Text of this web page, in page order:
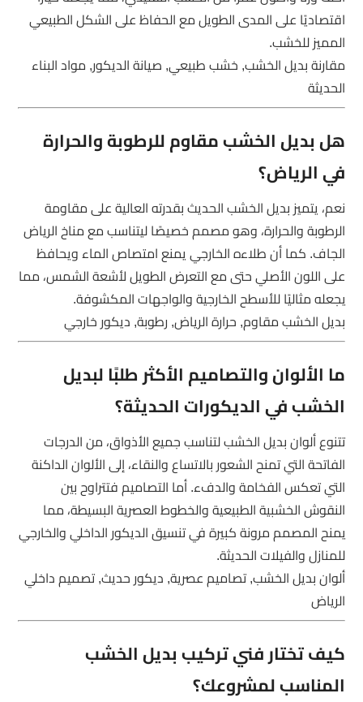
اقتصاديًا على المدى الطويل مع الحفاظ على الشكل الطبيعي
المميز للخشب.
مقارنة بديل الخشب, خشب طبيعي, صيانة الديكور, مواد البناء
الحديثة
هل بديل الخشب مقاوم للرطوبة والحرارة
في الرياض؟
نعم، يتميز بديل الخشب الحديث بقدرته العالية على مقاومة
الرطوبة والحرارة، وهو مصمم خصيصًا ليتناسب مع مناخ الرياض
الجاف. كما أن طلاءه الخارجي يمنع امتصاص الماء ويحافظ
على اللون الأصلي حتى مع التعرض الطويل لأشعة الشمس، مما
يجعله مثاليًا للأسطح الخارجية والواجهات المكشوفة.
بديل الخشب مقاوم, حرارة الرياض, رطوبة, ديكور خارجي
ما الألوان والتصاميم الأكثر طلبًا لبديل
الخشب في الديكورات الحديثة؟
تتنوع ألوان بديل الخشب لتناسب جميع الأذواق، من الدرجات
الفاتحة التي تمنح الشعور بالاتساع والنقاء، إلى الألوان الداكنة
التي تعكس الفخامة والدفء. أما التصاميم فتتراوح بين
النقوش الخشبية الطبيعية والخطوط العصرية البسيطة، مما
يمنح المصمم مرونة كبيرة في تنسيق الديكور الداخلي والخارجي
للمنازل والفيلات الحديثة.
ألوان بديل الخشب, تصاميم عصرية, ديكور حديث, تصميم داخلي
الرياض
كيف تختار فني تركيب بديل الخشب
المناسب لمشروعك؟